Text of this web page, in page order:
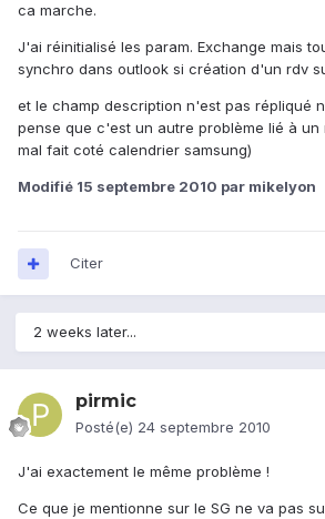
ca marche.
J'ai réinitialisé les param. Exchange mais
synchro dans outlook si création d'un rdv
et le champ description n'est pas répliqué
pense que c'est un autre problème lié à un
mal fait coté calendrier samsung)
Modifié 15 septembre 2010 par mikelyon
Citer
2 weeks later...
pirmic
Posté(e) 24 septembre 2010
J'ai exactement le même problème !
Ce que je mentionne sur le SG ne va pas